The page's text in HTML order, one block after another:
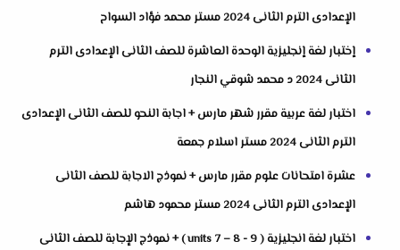
الإعدادى الترم الثانى 2024 مستر محمد فؤاد السواح
إختبار لغة إنجليزية الوحدة العاشرة للصف الثانى الإعدادى الترم
الثانى 2024 د محمد شوقي النجار
اختبار لغة عربية مقرر شهر مارس + اجابة النحو للصف الثانى الإعدادى
الترم الثانى 2024 مستر اسلام جمعة
عشرة امتحانات علوم مقرر مارس + نموذج الاجابة للصف الثانى
الإعدادى الترم الثانى 2024 مستر محمود هاشم
اختبار لغة انجليزية ( units 7 – 8 - 9 ) + نموذج الإجابة للصف الثانى